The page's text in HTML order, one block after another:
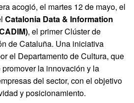
acogió, el martes 12 de mayo, el
Catalonia Data & Information
, el primer Clúster de
de Cataluña. Una iniciativa
el Departamento de Cultura, que
la innovación y la
del sector, con el objetivo
y posicionamiento.